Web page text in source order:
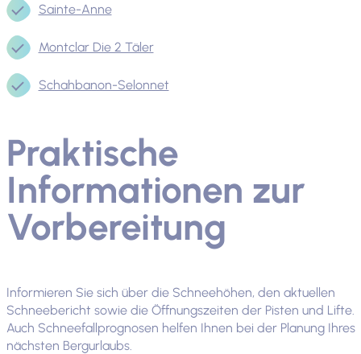
Sainte-Anne
Montclar Die 2 Täler
Schahbanon-Selonnet
Praktische
Informationen zur
Vorbereitung
Informieren Sie sich über die Schneehöhen, den aktuellen
Schneebericht sowie die Öffnungszeiten der Pisten und Lifte.
Auch Schneefallprognosen helfen Ihnen bei der Planung Ihres
nächsten Bergurlaubs.